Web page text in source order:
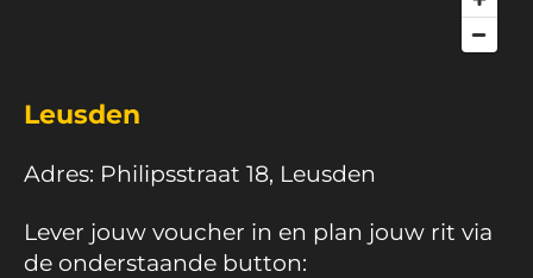
Leusden
Adres: Philipsstraat 18, Leusden
Lever jouw voucher in en plan jouw rit via
de onderstaande button: